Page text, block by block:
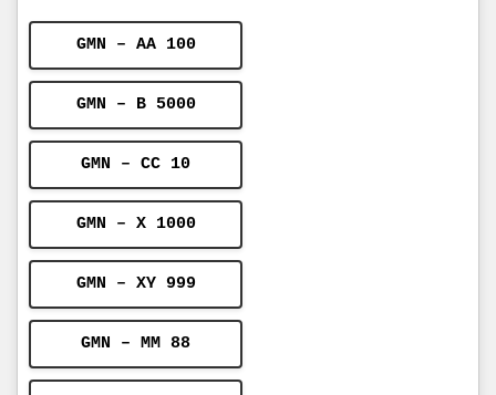
GMN – AA 100
GMN – B 5000
GMN – CC 10
GMN – X 1000
GMN – XY 999
GMN – MM 88